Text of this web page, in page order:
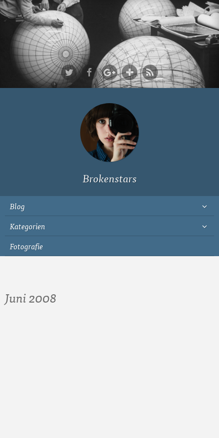
Ich bin Fyn,
23, und
wohne in
Köln
Brokenstars
Blog
Kategorien
Fotografie
Juni 2008